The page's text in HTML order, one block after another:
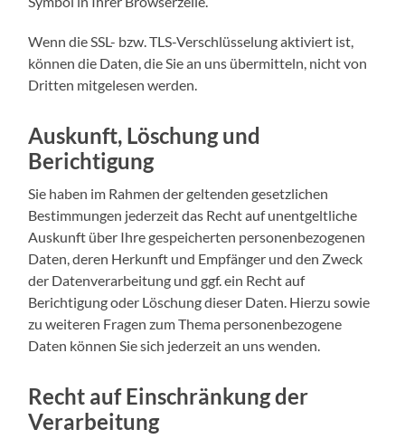
Wenn die SSL- bzw. TLS-Verschlüsselung aktiviert ist,
können die Daten, die Sie an uns übermitteln, nicht von
Dritten mitgelesen werden.
Auskunft, Löschung und
Berichtigung
Sie haben im Rahmen der geltenden gesetzlichen
Bestimmungen jederzeit das Recht auf unentgeltliche
Auskunft über Ihre gespeicherten personenbezogenen
Daten, deren Herkunft und Empfänger und den Zweck
der Datenverarbeitung und ggf. ein Recht auf
Berichtigung oder Löschung dieser Daten. Hierzu sowie
zu weiteren Fragen zum Thema personenbezogene
Daten können Sie sich jederzeit an uns wenden.
Recht auf Einschränkung der
Verarbeitung